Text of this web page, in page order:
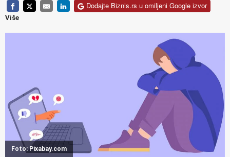
Dodajte Biznis.rs u omiljeni Google izvor
Više
Foto: Pixabay.com